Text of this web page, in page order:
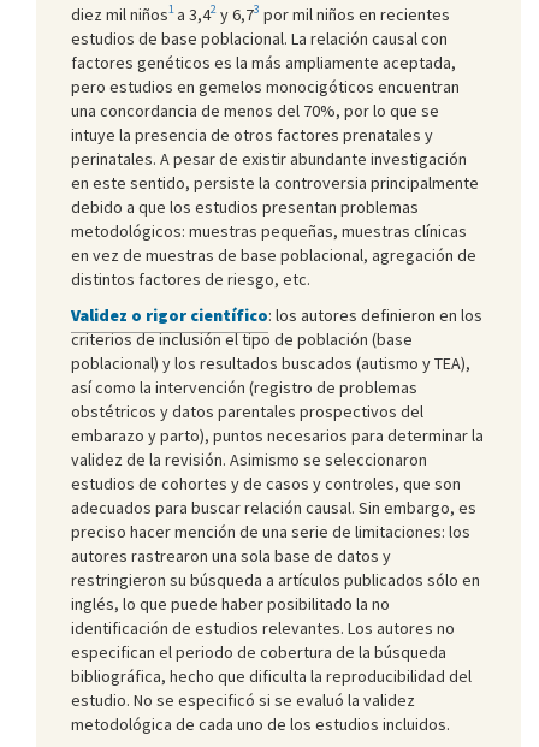
diez mil niños1a 3,42 y 6,73 por mil niños en recientes
estudios de base poblacional. La relación causal con
factores genéticos es la más ampliamente aceptada,
pero estudios en gemelos monocigóticos encuentran
una concordancia de menos del 70%, por lo que se
intuye la presencia de otros factores prenatales y
perinatales. A pesar de existir abundante investigación
en este sentido, persiste la controversia principalmente
debido a que los estudios presentan problemas
metodológicos: muestras pequeñas, muestras clínicas
en vez de muestras de base poblacional, agregación de
distintos factores de riesgo, etc.
Validez o rigor científico: los autores definieron en los
criterios de inclusión el tipo de población (base
poblacional) y los resultados buscados (autismo y TEA),
así como la intervención (registro de problemas
obstétricos y datos parentales prospectivos del
embarazo y parto), puntos necesarios para determinar la
validez de la revisión. Asimismo se seleccionaron
estudios de cohortes y de casos y controles, que son
adecuados para buscar relación causal. Sin embargo, es
preciso hacer mención de una serie de limitaciones: los
autores rastrearon una sola base de datos y
restringieron su búsqueda a artículos publicados sólo en
inglés, lo que puede haber posibilitado la no
identificación de estudios relevantes. Los autores no
especifican el periodo de cobertura de la búsqueda
bibliográfica, hecho que dificulta la reproducibilidad del
estudio. No se especificó si se evaluó la validez
metodológica de cada uno de los estudios incluidos.